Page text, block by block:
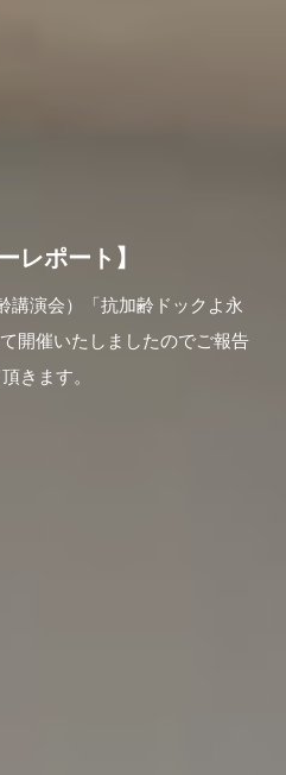
レポート】
講演会）「抗加齢ドックよ永
開催いたしましたのでご報告
きます。